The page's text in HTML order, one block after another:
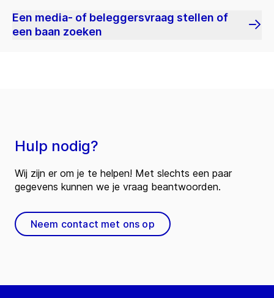
Een media- of beleggersvraag stellen of
een baan zoeken
Hulp nodig?
Wij zijn er om je te helpen! Met slechts een paar
gegevens kunnen we je vraag beantwoorden.
Neem contact met ons op